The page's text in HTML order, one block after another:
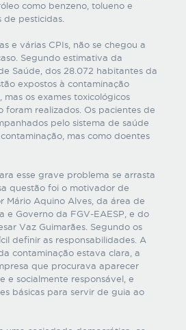
como benzeno, tolueno e
de pesticidas.
e várias CPIs, não se chegou a
Segundo estimativa da
Saúde, dos 28.072 habitantes da
expostos à contaminação
mas os exames toxicológicos
foram realizados. Os pacientes de
pelo sistema de saúde
mas como doentes
esse grave problema se arrasta
questão foi o motivador de
Mário Aquino Alves, da área de
e Governo da FGV-EAESP, e do
Vaz Guimarães. Segundo os
definir as responsabilidades. A
contaminação estava clara, a
que procurava aparecer
e socialmente responsável, e
básicas para servir de guia ao